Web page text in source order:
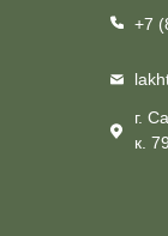
г.
к.
+7